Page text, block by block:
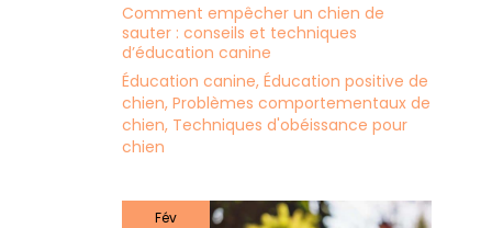
Comment empêcher un chien de
sauter : conseils et techniques
d’éducation canine
Éducation canine, Éducation positive de
chien, Problèmes comportementaux de
chien, Techniques d'obéissance pour
chien
Fév